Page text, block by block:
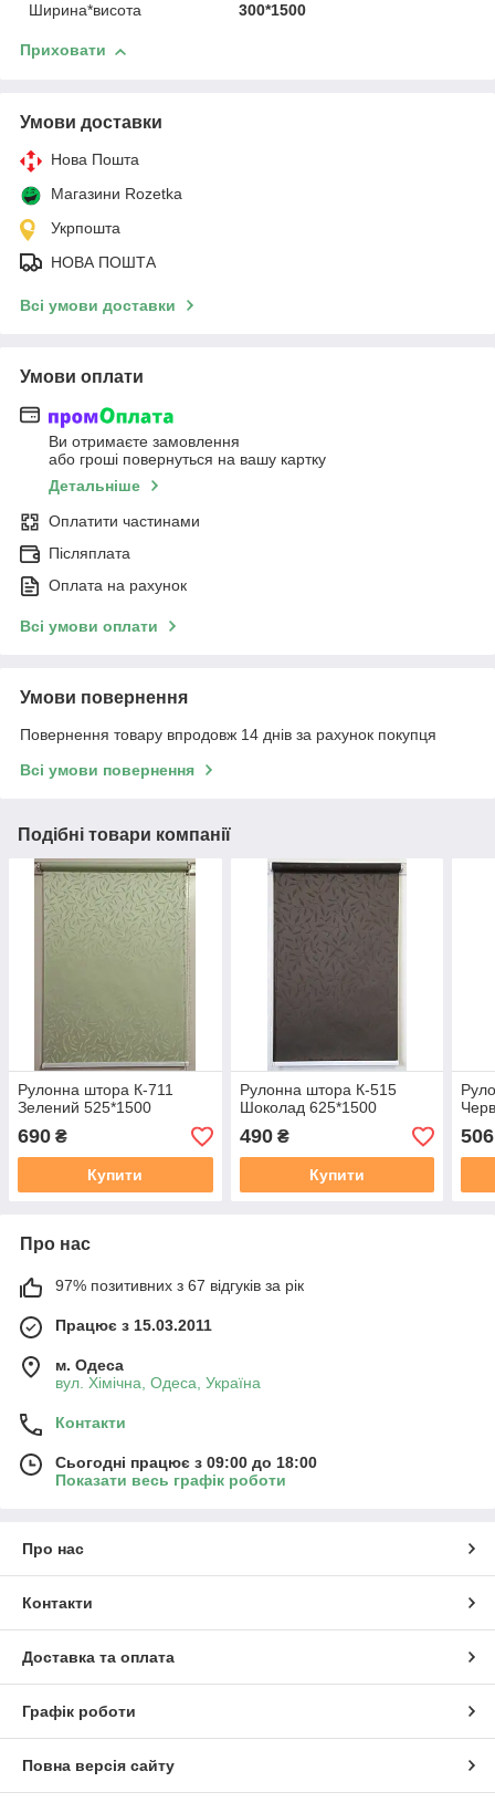
Ширина*висота
300*1500
Приховати
Умови доставки
Нова Пошта
Магазини Rozetka
Укрпошта
НОВА ПОШТА
Всі умови доставки
Умови оплати
Ви отримаєте замовлення
або гроші повернуться на вашу картку
Детальніше
Оплатити частинами
Післяплата
Оплата на рахунок
Всі умови оплати
Умови повернення
Повернення товару впродовж 14 днів за рахунок покупця
Всі умови повернення
Подібні товари компанії
Рулонна штора К-711
Зелений 525*1500
690 ₴
Купити
Рулонна штора К-515
Шоколад 625*1500
490₴
Купити
506
Про нас
97% позитивних з 67 відгуків за рік
Працює з 15.03.2011
м. Одеса
вул. Хiмiчна, Одеса, Україна
Контакти
Сьогодні працює з 09:00 до 18:00
Показати весь графік роботи
Про нас
Контакти
Доставка та оплата
Графік роботи
Повна версія сайту